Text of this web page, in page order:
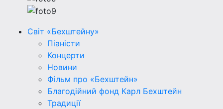
Світ «Бехштейну»
Піаністи
Концерти
Новини
Фільм про «Бехштейн»
Благодійний фонд Карл Бехштейн
Традиції